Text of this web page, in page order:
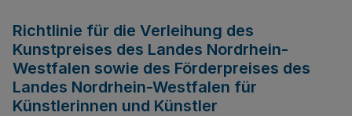
Richtlinie für die Verleihung des
Kunstpreises des Landes Nordrhein-
Westfalen sowie des Förderpreises des
Landes Nordrhein-Westfalen für
Künstlerinnen und Künstler